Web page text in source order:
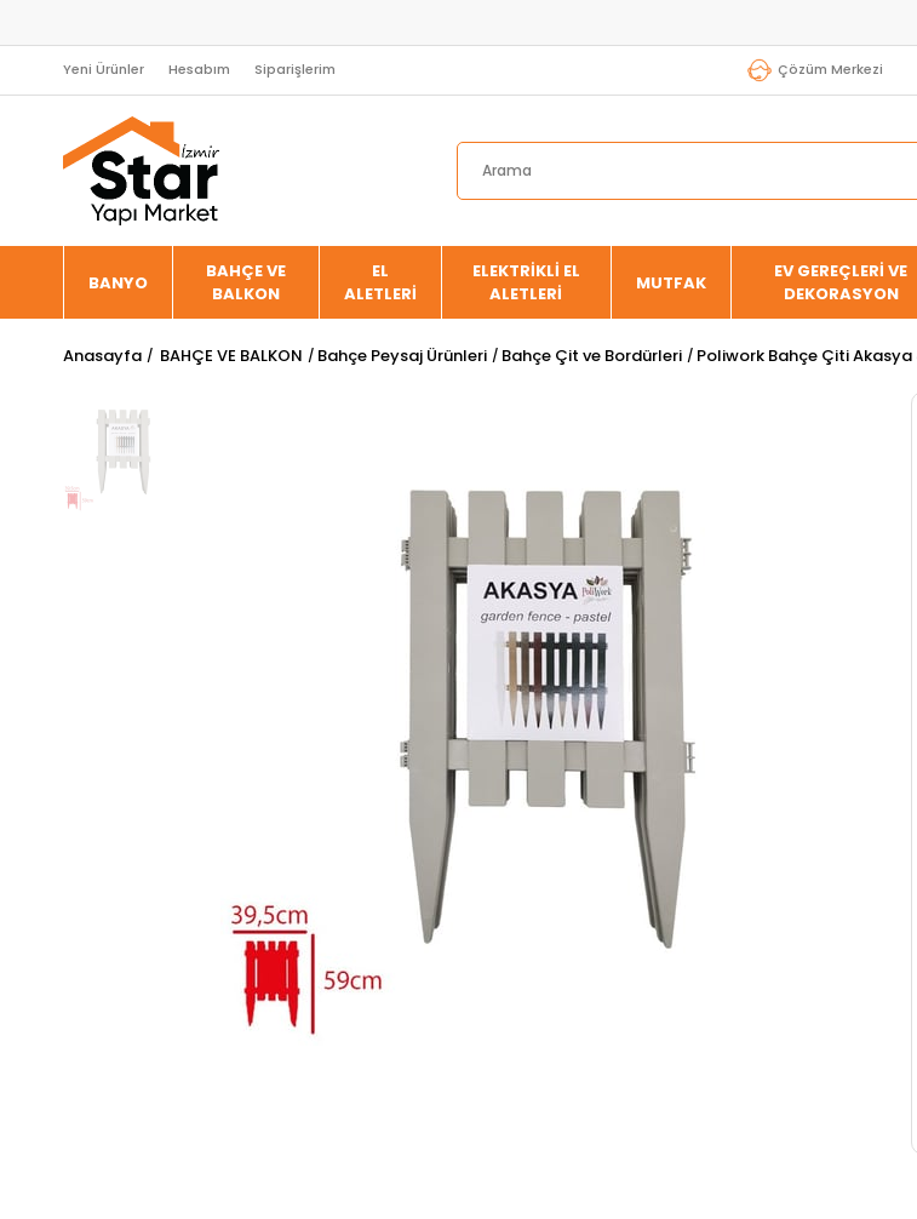
Yeni Ürünler Hesabım Siparişlerim Çözüm Merkezi
BANYO
BAHÇE VE
BALKON
EL
ALETLERİ
ELEKTRİKLİ EL
ALETLERİ
MUTFAK
EV GEREÇLERİ VE
DEKORASYON
Anasayfa BAHÇE VE BALKON Bahçe Peysaj Ürünleri Bahçe Çit ve Bordürleri Poliwork Bahçe Çiti Akasya